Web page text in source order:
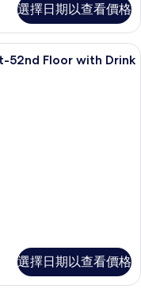
選擇日期以查看價格
、埃及棉床單、高級寢具、客
52nd Floor with Drink
選擇日期以查看價格